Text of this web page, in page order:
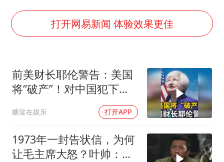
泰国初中生饮弹自尽前开了26枪
多个明星演唱会取消
女儿为争财产堵门阻挠父亲出殡
Kimi K3也失控了
习近平心系体育强国建设
打开网易新闻 体验效果更佳
前美财长耶伦警告：美国
将“破产”！对中国犯下两
糖逗在娱乐 打开APP
1973年一封告状信，为何
让毛主席大怒？叶帅：杀